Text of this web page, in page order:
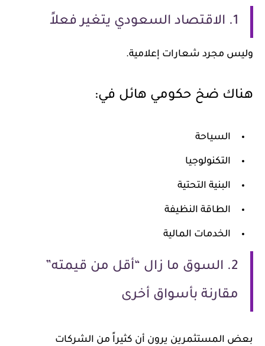
1. الاقتصاد السعودي يتغير فعلاً
وليس مجرد شعارات إعلامية.
هناك ضخ حكومي هائل في:
السياحة
التكنولوجيا
البنية التحتية
الطاقة النظيفة
الخدمات المالية
2. السوق ما زال “أقل من قيمته”
مقارنة بأسواق أخرى
بعض المستثمرين يرون أن كثيراً من الشركات